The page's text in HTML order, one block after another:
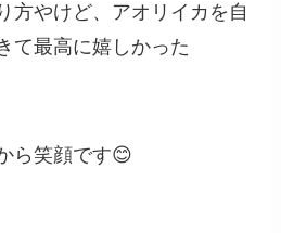
方やけど、アオリイカを自
て最高に嬉しかった
ら笑顔です😊